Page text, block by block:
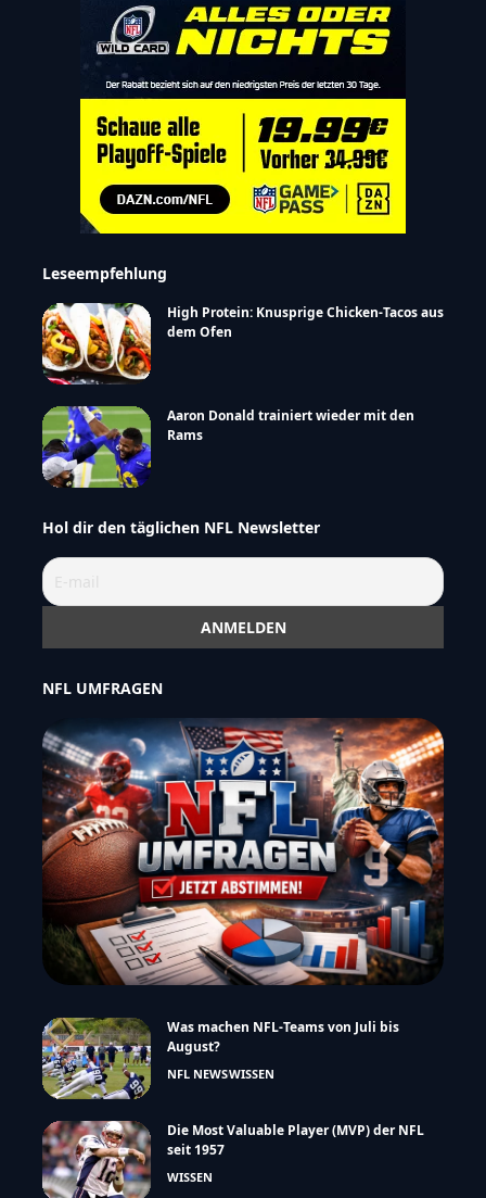
Leseempfehlung
High Protein: Knusprige Chicken-Tacos aus
dem Ofen
Aaron Donald trainiert wieder mit den
Rams
Hol dir den täglichen NFL Newsletter
NFL UMFRAGEN
Was machen NFL-Teams von Juli bis
August?
NFL NEWSWISSEN
Die Most Valuable Player (MVP) der NFL
seit 1957
WISSEN